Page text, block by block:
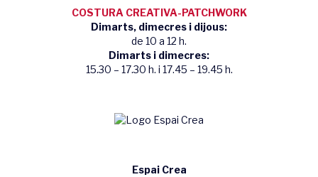
COSTURA CREATIVA-PATCHWORK
Dimarts, dimecres i dijous:
de 10 a 12 h.
Dimarts i dimecres:
15.30 – 17.30 h. i 17.45 – 19.45 h.
Espai Crea